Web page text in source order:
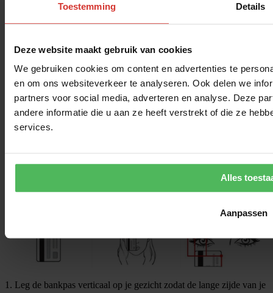
Toestemming Details
Deze website maakt gebruik van cookies
We gebruiken cookies om content en advertenties te
en om ons websiteverkeer te analyseren. Ook delen we
partners voor social media, adverteren en analyse. Deze
andere informatie die u aan ze heeft verstrekt of die ze
services.
Alles
Aanpassen
© 2026 zonnebrillenopsterkte.nl – Alle rechten voorbehouden
Om jouw Ray-Ban correctie montuur maat
1. Leg de bankpas verticaal op je gezicht zodat de lange zijde van je